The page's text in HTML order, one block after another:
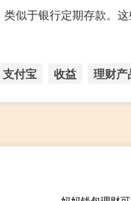
似于银行定期存款。
支付宝 收益 理财产